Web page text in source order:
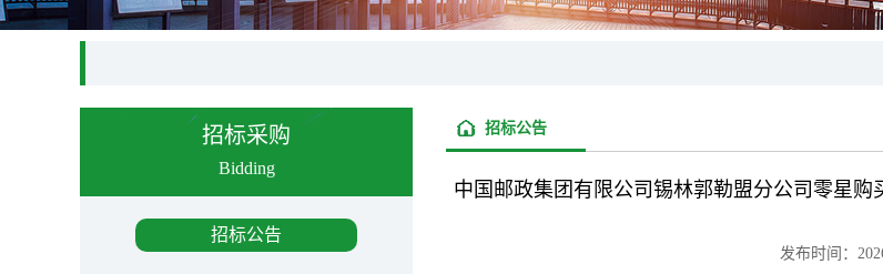
招标采购
Bidding
招标公告
招标公告
中国邮政集团有限公司锡林郭勒盟分公司零星
发布时间：